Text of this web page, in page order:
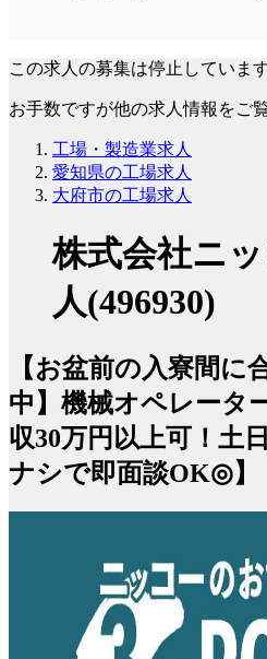
この求人の募集は停止しています
お手数ですが他の求人情報をご
工場・製造業求人
愛知県の工場求人
大府市の工場求人
株式会社ニ
人(496930)
【お盆前の入寮間に
中】機械オペレータ
収30万円以上可！土
ナシで即面談OK◎】